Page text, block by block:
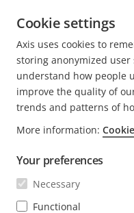
DALŠÍ INFORMACE
FOOTER
KONTAKT
Kontaktujte nás
Centrum orientované
NOVINKY A PŘÍBĚHY
Příběhy zákazníků
PŘIHLÁSIT ODBĚR
Cookie settings
Axis uses cookies to
storing anonymized
understand how people
improve the quality of
trends and patterns of
More information:
Your preferences
Necessary
Functional